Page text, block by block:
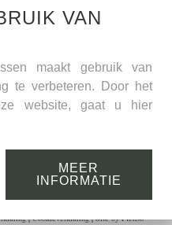
Overige
Onderhoudstips
Links
|Cookieverklaring|Site by Plenso
VAN
maakt gebruik van
te verbeteren. Door het
website, gaat u hier
MEER
INFORMATIE